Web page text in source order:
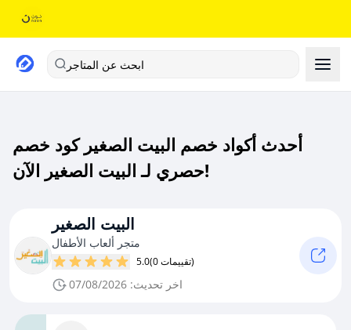
ابحث عن المتاجر
أحدث أكواد خصم البيت الصغير كود خصم
حصري لـ البيت الصغير الآن!
البيت الصغير
متجر ألعاب الأطفال
5.0 (0 تقييمات)
اخر تحديث: 07/08/2026